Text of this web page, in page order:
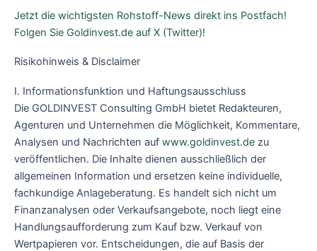
Jetzt die wichtigsten Rohstoff-News direkt ins Postfach!
Folgen Sie Goldinvest.de auf X (Twitter)!
Risikohinweis & Disclaimer
I. Informationsfunktion und Haftungsausschluss
Die GOLDINVEST Consulting GmbH bietet Redakteuren,
Agenturen und Unternehmen die Möglichkeit, Kommentare,
Analysen und Nachrichten auf www.goldinvest.de zu
veröffentlichen. Die Inhalte dienen ausschließlich der
allgemeinen Information und ersetzen keine individuelle,
fachkundige Anlageberatung. Es handelt sich nicht um
Finanzanalysen oder Verkaufsangebote, noch liegt eine
Handlungsaufforderung zum Kauf bzw. Verkauf von
Wertpapieren vor. Entscheidungen, die auf Basis der